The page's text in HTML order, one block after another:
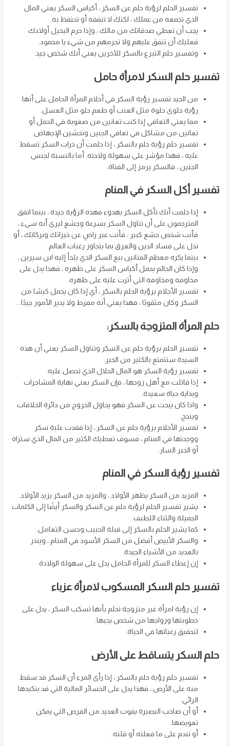
تفسير الحلم لرؤية حلم عن السكر ، أكياس السكر يعني المال
الذي تجمعه من عملك ، لكنك لا تنفقه أو تحتفظ به.
يجب أن تعطي صدقاتك من مالك ، وإذا حرم البخيل أولادك
فعليك أن تنفق عليهم ولا تحرمهم من شيء يا محمود.
وتفسير حلم التبرع بالسكر للآخرين يعني أنك شخص جيد.
تفسير حلم السكر لامرأة حامل
من الجيد تفسير رؤية السكر في أحلام المرأة الحامل على أنها
رؤية حلوى حلوة مثل العنب أو طعم حلو مثل العسل.
مما يعني التعافي إذا كنت تعانين من صعوبة في الحمل أو
تعانين من مشاكل في تعافي الجنين وتخشين الإجهاض.
تفسير حلم رؤية حلم بالسكر ، إذا حلمت أن ذرات السكر تسقط
عليه ، فهذا مؤشر على سهولة ولادته. أما بالنسبة لجنس
الجنين ، فالسكر يرمز إلى الفتاة.
تفسير أكل السكر في المنام
إذا حلمت أنك تأكل السكر بهدوء فهذه الرؤية جيدة ، بينما اتفق
المترجمون على أن تناول السكر بسرعة وجشع ليرى أنه سيء ​​،
فأنت شخص جشع كبير ، فأنت غير راضٍ عن خيراتك وبركاتك ، أو
تدل على فساد الدين والعرق بما يتجاوز رغبات العالم.
بينما يكره معظم الفنانين بيع السكر الذي يلجأ إليه ابن سيرين ،
وإذا كان الحالم يحمل أكياس السكر على ظهره ، فهذا يدل على
مخاوفه ومخاوفه التي أثرت عليه على ظهره.
تفسير الأحلام برؤية الحلم بالسكر ، أي إذا كان يحمل كيسًا من
السكر وكان مثقوبًا ، فهذا يعني أنه مفرط ولا يدير الأمور جيدًا. .
حلم المرأة المتزوجة بالسكر:
تفسير الحلم برؤية حلم عن السكر وتناول السكر يعني أن هذه
السيدة ستتمتع بالكثير من الخير.
تفسير رؤية السكر هو المال الحلال الذي تحصل عليه.
إذا قاتلت مع أهل زوجها ، فإن السكر يعني نهاية المشاجرات
وبداية حياة سعيدة.
واذا كان يبحث عن السكر فهو يحاول الخروج من دائرة الخلافات
وينجح.
تفسير الأحلام برؤية حلم عن السكر ، إذا فقدت علبة سكر
ووجدتها في المنام ، فسوف تعطيك الكثير من المال الذي ستراه
أو الخبر السار.
تفسير رؤية السكر في المنام
المزيد من السكر يظهر الأولاد ، والمزيد من السكر يزيد الأولاد.
يشير تفسير الحلم لرؤية حلم عن السكر والسكر أيضًا إلى الكلمات
الجميلة والثناء اللطيف.
كما يشير الحلم بالسكر إلى قبلة الحبيب وحسن التعامل.
والسكر الأبيض أفضل من السكر الأسود في المنام ، وينذر
بالعديد من الأشياء الجيدة.
إن إعطاء السكر للمرأة الحامل يدل على سهولة الولادة.
تفسير حلم السكر المسكوب لامرأة عزباء
إن رؤية امرأة غير متزوجة تحلم بأنها تسكب السكر ، يدل على
خطوبتها وزواجها من شخص يحبها.
لتحقيق رغباتها في الحياة.
حلم السكر يتساقط على الأرض
تفسير حلم رؤية حلم بالسكر ، إذا رأى المرء أن السكر قد سقط
منه على الأرض ، فهذا يدل على الخسائر المالية التي قد يتكبدها
الرائي.
أو أن صاحب البصيرة يفوت العديد من الفرص التي يمكن
تعويضها.
أو تندم على ما فعلته أو قلته.